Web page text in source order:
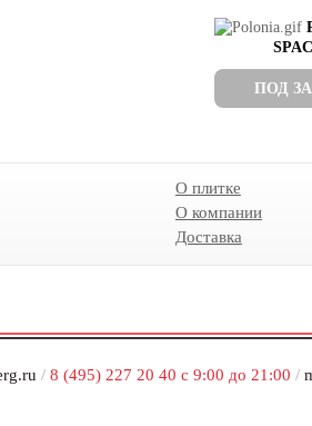
ПОД
О плитке
О компании
Доставка
/ 8 (495) 227 20 40 с 9:00 до 21:00 /